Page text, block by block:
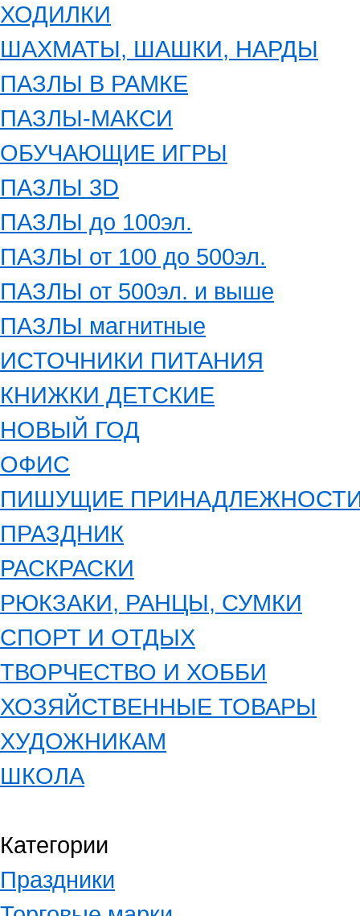
ХОДИЛКИ
ШАХМАТЫ, ШАШКИ, НАРДЫ
ПАЗЛЫ В РАМКЕ
ПАЗЛЫ-МАКСИ
ОБУЧАЮЩИЕ ИГРЫ
ПАЗЛЫ 3D
ПАЗЛЫ до 100эл.
ПАЗЛЫ от 100 до 500эл.
ПАЗЛЫ от 500эл. и выше
ПАЗЛЫ магнитные
ИСТОЧНИКИ ПИТАНИЯ
КНИЖКИ ДЕТСКИЕ
НОВЫЙ ГОД
ОФИС
ПИШУЩИЕ
ПРАЗДНИК
РАСКРАСКИ
РЮКЗАКИ, РАНЦЫ, СУМКИ
СПОРТ И ОТДЫХ
ТВОРЧЕСТВО И ХОББИ
ХОЗЯЙСТВЕННЫЕ ТОВАРЫ
ХУДОЖНИКАМ
ШКОЛА
Категории
Праздники